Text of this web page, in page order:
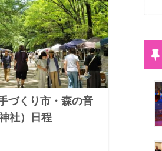
づくり市・森の音
社）日程